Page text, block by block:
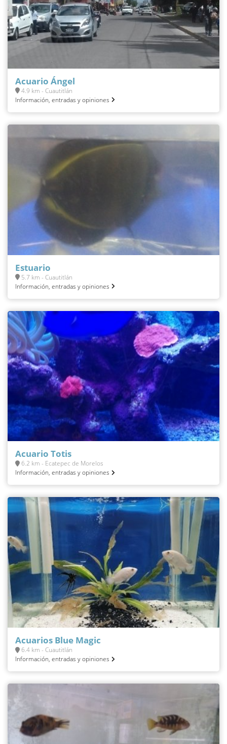
Acuario Ángel
4.9 km - Cuautitlán
Información, entradas y opiniones
Estuario
5.7 km - Cuautitlán
Información, entradas y opiniones
Acuario Totis
6.2 km - Ecatepec de Morelos
Información, entradas y opiniones
Acuarios Blue Magic
6.4 km - Cuautitlán
Información, entradas y opiniones